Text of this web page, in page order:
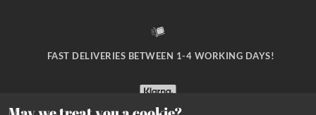
FAST DELIVERIES BETWEEN 1-4 WORKING DAYS!